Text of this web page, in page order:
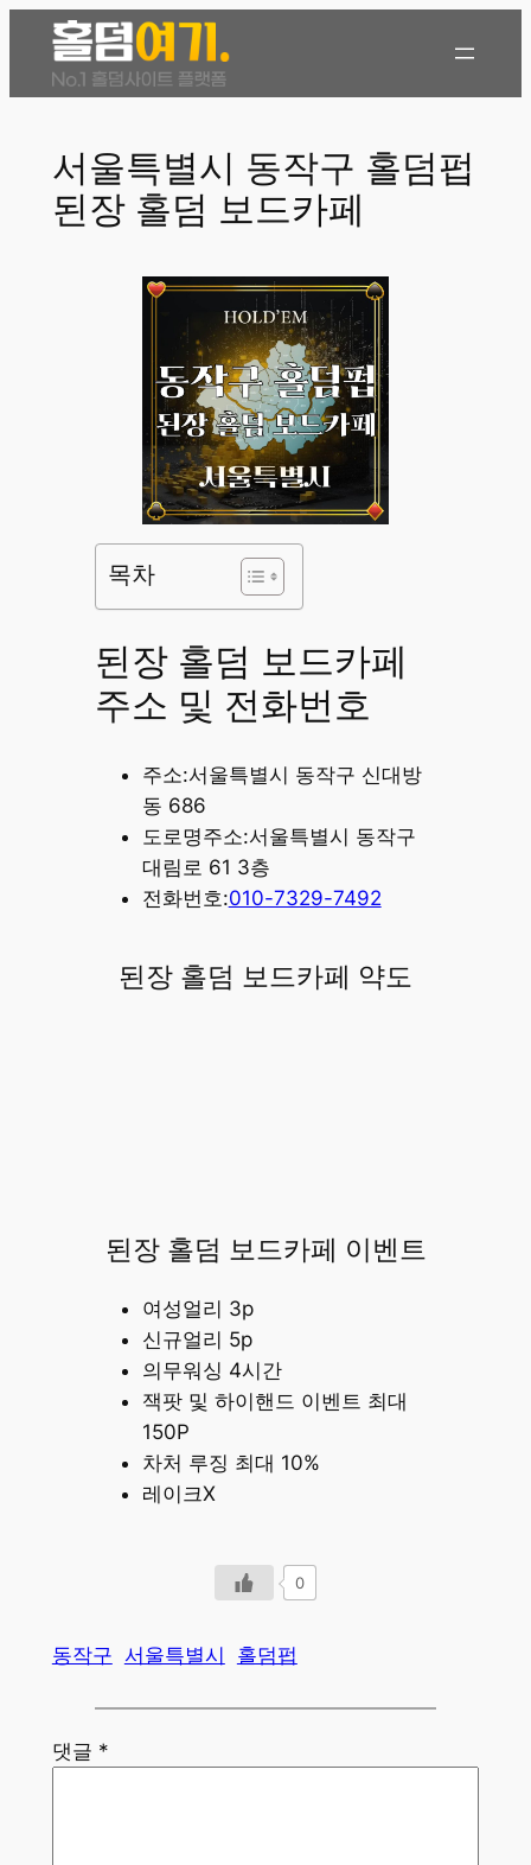
서울특별시 동작구 홀덤펍
된장 홀덤 보드카페
목차
된장 홀덤 보드카페
주소 및 전화번호
주소:서울특별시 동작구 신대방
동 686
도로명주소:서울특별시 동작구
대림로 61 3층
전화번호:010-7329-7492
된장 홀덤 보드카페 약도
된장 홀덤 보드카페 이벤트
여성얼리 3p
신규얼리 5p
의무워싱 4시간
잭팟 및 하이핸드 이벤트 최대
150P
차처 루징 최대 10%
레이크X
0
동작구 서울특별시 홀덤펍
댓글 *